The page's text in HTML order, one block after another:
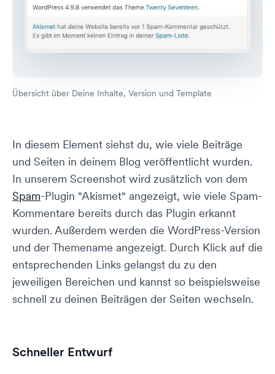
Übersicht über Deine Inhalte, Version und Template
In diesem Element siehst du, wie viele Beiträge
und Seiten in deinem Blog veröffentlicht wurden.
In unserem Screenshot wird zusätzlich von dem
Spam-Plugin "Akismet" angezeigt, wie viele Spam-
Kommentare bereits durch das Plugin erkannt
wurden. Außerdem werden die WordPress-Version
und der Themename angezeigt. Durch Klick auf die
entsprechenden Links gelangst du zu den
jeweiligen Bereichen und kannst so beispielsweise
schnell zu deinen Beiträgen der Seiten wechseln.
Schneller Entwurf